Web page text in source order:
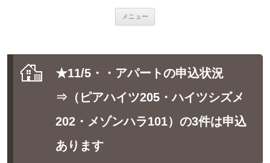
メニュー
へ
キ
ッ
★11/5・・アパートの申込状況
⇒（ピアハイツ205・ハイツシズメ
202・メゾンハラ101）の3件は申込
あります